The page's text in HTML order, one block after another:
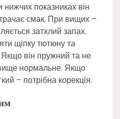
показниках він
смак. При вищих –
затхлий запах.
щіпку тютюну та
він пружний та не
нормальне. Якщо
– потрібна корекція.